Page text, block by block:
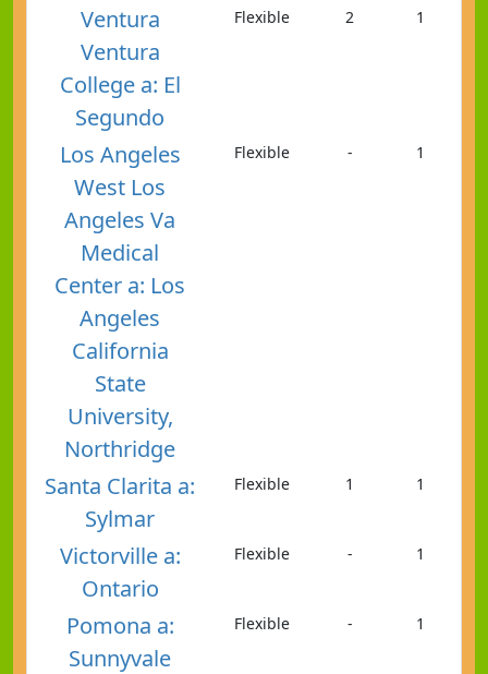
Ventura
Ventura
College a: El
Segundo
Flexible 2 1
Los Angeles
West Los
Angeles Va
Medical
Center a: Los
Angeles
California
State
University,
Northridge
Flexible - 1
Santa Clarita a:
Sylmar
Flexible 1 1
Victorville a:
Ontario
Flexible - 1
Pomona a:
Sunnyvale
Flexible - 1